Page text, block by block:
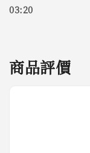
03:20
商品評價